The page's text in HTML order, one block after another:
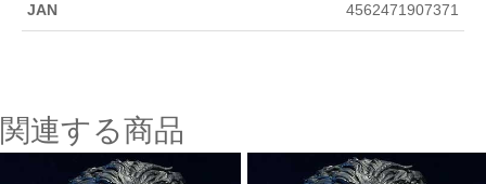
JAN 4562471907371
関連する商品